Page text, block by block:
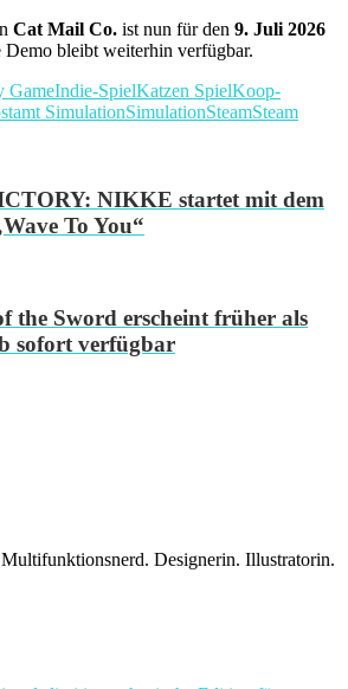
Cat Mail Co. ist nun für den 9. Juli 2026
Demo bleibt weiterhin verfügbar.
GameIndie-SpielKatzen SpielKoop-
SimulationSimulationSteamSteam
NIKKE startet mit dem
To You“
the Sword erscheint früher als
sofort verfügbar
Designerin. Illustratorin.